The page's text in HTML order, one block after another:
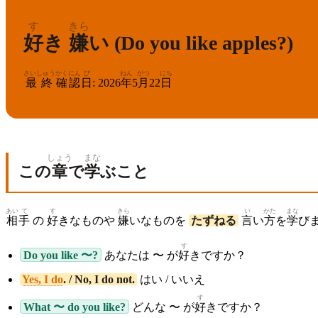
好
す
き 嫌
きら
い (Do you like apples?)
最終
さいしゅう
確認
かくにん
日
び
: 2026年
ねん
5月
がつ
22 日
にち
この章
しょう
で学
まな
ぶこと
相
あい
手
て
の 好
す
きなものや 嫌
きら
いなものを たずねる 言
い
い方
かた
を学
まな
び
Do you like 〜? あなたは 〜 が好
す
きですか？
Yes, I do. / No, I do not. はい / いいえ
What 〜 do you like? どんな 〜 が好
す
きですか？